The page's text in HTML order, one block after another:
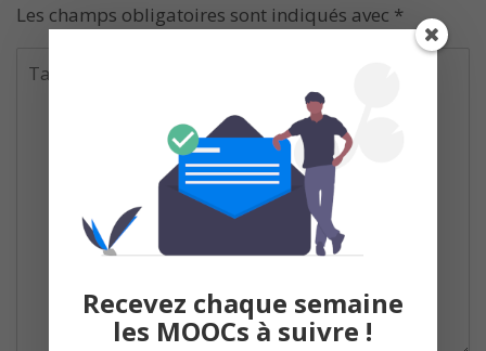
Les champs obligatoires sont indiqués avec *
Recevez chaque semaine
les MOOCs à suivre !